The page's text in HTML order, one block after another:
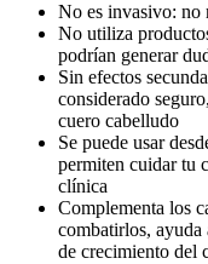
No es invasivo: no
No utiliza
podrían generar
Sin efectos
considerado
cuero cabelludo
Se puede usar
permiten cuidar tu
clínica
Complementa los
combatirlos, ayuda
de crecimiento del